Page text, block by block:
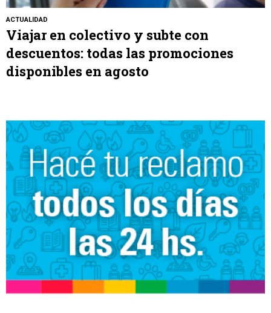
ACTUALIDAD
Viajar en colectivo y subte con
descuentos: todas las promociones
disponibles en agosto